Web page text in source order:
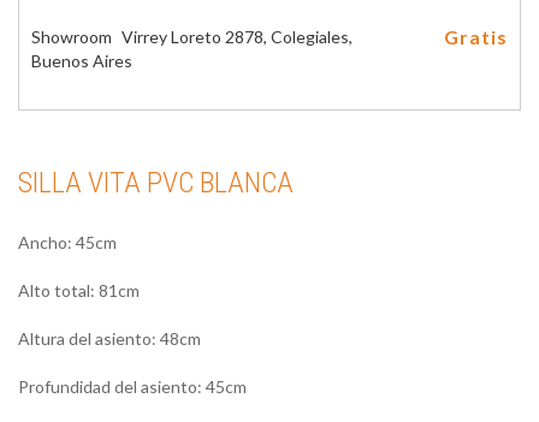
Showroom Virrey Loreto 2878, Colegiales,
Buenos Aires
Gratis
SILLA VITA PVC BLANCA
Ancho: 45cm
Alto total: 81cm
Altura del asiento: 48cm
Profundidad del asiento: 45cm